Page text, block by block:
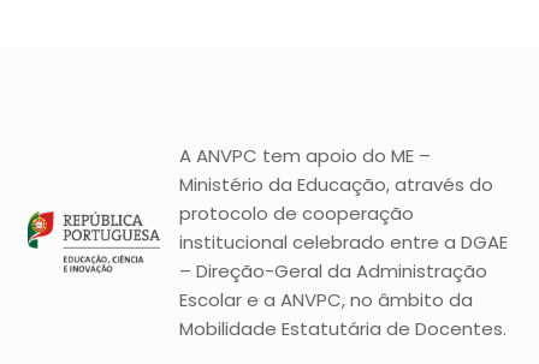
A ANVPC tem apoio do ME –
Ministério da Educação, através do
protocolo de cooperação
institucional celebrado entre a DGAE
– Direção-Geral da Administração
Escolar e a ANVPC, no âmbito da
Mobilidade Estatutária de Docentes.